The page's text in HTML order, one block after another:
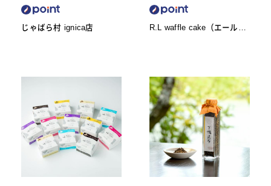
じゃばら村 ignica店
R.L waffle cake（エール・